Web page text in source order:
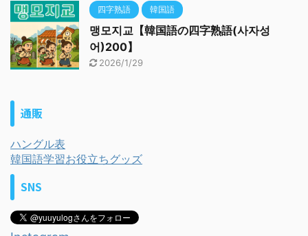
四字熟語 韓国語
맹모지교【韓国語の四字熟語(사자성
어)200】
2026/1/29
通販
ハングル表
韓国語学習お役立ちグッズ
SNS